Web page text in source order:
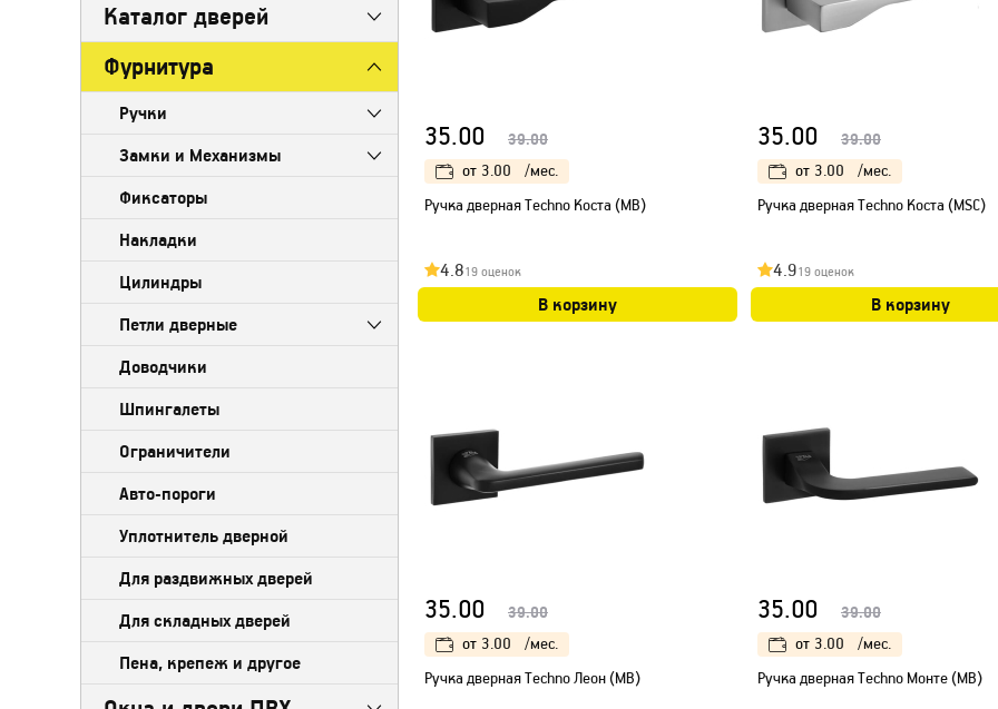
Каталог дверей
Фурнитура
Ручки
Замки и Механизмы
Фиксаторы
Накладки
Цилиндры
Петли дверные
Доводчики
Шпингалеты
Ограничители
Авто-пороги
Уплотнитель дверной
Для раздвижных дверей
Для складных дверей
Пена, крепеж и другое
35.00 39.00
от 3.00
/мес.
Ручка дверная Techno Коста (МB)
4.819 оценок
В корзину
35.00 39.00
от 3.00
/мес.
Ручка дверная Techno Коста (МSC)
4.919 оценок
В корзину
35.00 39.00
от 3.00
/мес.
Ручка дверная Techno Леон (МB)
35.00 39.00
от 3.00
/мес.
Ручка дверная Techno Монте (МB)